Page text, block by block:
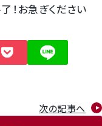
！お急ぎください
次の記事へ